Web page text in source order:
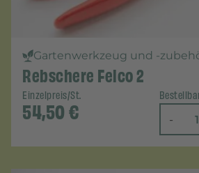
Gartenwerkzeug und -
Rebschere Felco 2
Einzelpreis/St.
54,50€ -